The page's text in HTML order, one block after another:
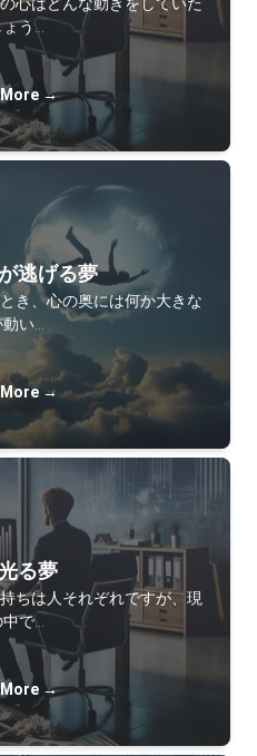
う…
More →
逃げる夢
き、心の奥には何か大きな
い…
→
る夢
ちは人それぞれですが、現
で…
More →